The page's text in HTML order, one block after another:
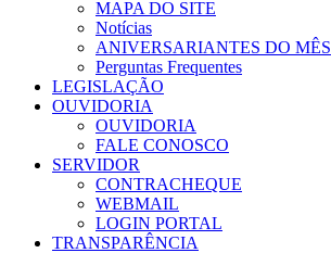
MAPA DO SITE
Notícias
ANIVERSARIANTES DO MÊS
Perguntas Frequentes
LEGISLAÇÃO
OUVIDORIA
OUVIDORIA
FALE CONOSCO
SERVIDOR
CONTRACHEQUE
WEBMAIL
LOGIN PORTAL
TRANSPARÊNCIA